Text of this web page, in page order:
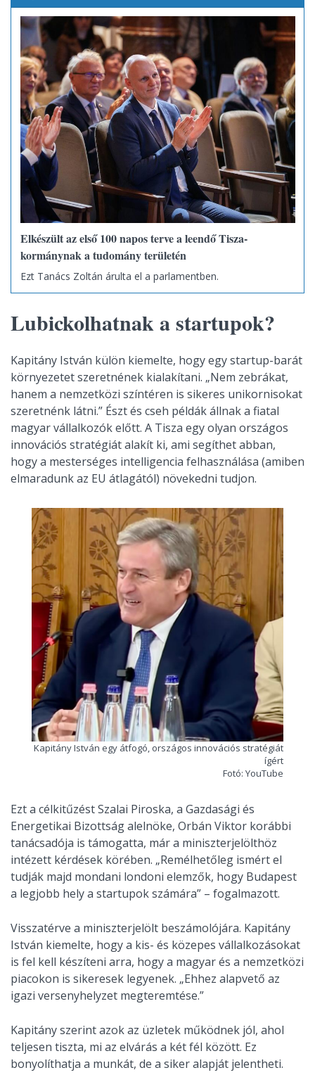
Elkészült az első 100 napos terve a leendő Tisza-
kormánynak a tudomány területén
Ezt Tanács Zoltán árulta el a parlamentben.
Lubickolhatnak a startupok?
Kapitány István külön kiemelte, hogy egy startup-barát
környezetet szeretnének kialakítani. „Nem zebrákat,
hanem a nemzetközi színtéren is sikeres unikornisokat
szeretnénk látni.” Észt és cseh példák állnak a fiatal
magyar vállalkozók előtt. A Tisza egy olyan országos
innovációs stratégiát alakít ki, ami segíthet abban,
hogy a mesterséges intelligencia felhasználása (amiben
elmaradunk az EU átlagától) növekedni tudjon.
Kapitány István egy átfogó, országos innovációs stratégiát
ígért
Fotó: YouTube
Ezt a célkitűzést Szalai Piroska, a Gazdasági és
Energetikai Bizottság alelnöke, Orbán Viktor korábbi
tanácsadója is támogatta, már a miniszterjelölthöz
intézett kérdések körében. „Remélhetőleg ismért el
tudják majd mondani londoni elemzők, hogy Budapest
a legjobb hely a startupok számára” – fogalmazott.
Visszatérve a miniszterjelölt beszámolójára. Kapitány
István kiemelte, hogy a kis- és közepes vállalkozásokat
is fel kell készíteni arra, hogy a magyar és a nemzetközi
piacokon is sikeresek legyenek. „Ehhez alapvető az
igazi versenyhelyzet megteremtése.”
Kapitány szerint azok az üzletek működnek jól, ahol
teljesen tiszta, mi az elvárás a két fél között. Ez
bonyolíthatja a munkát, de a siker alapját jelentheti.